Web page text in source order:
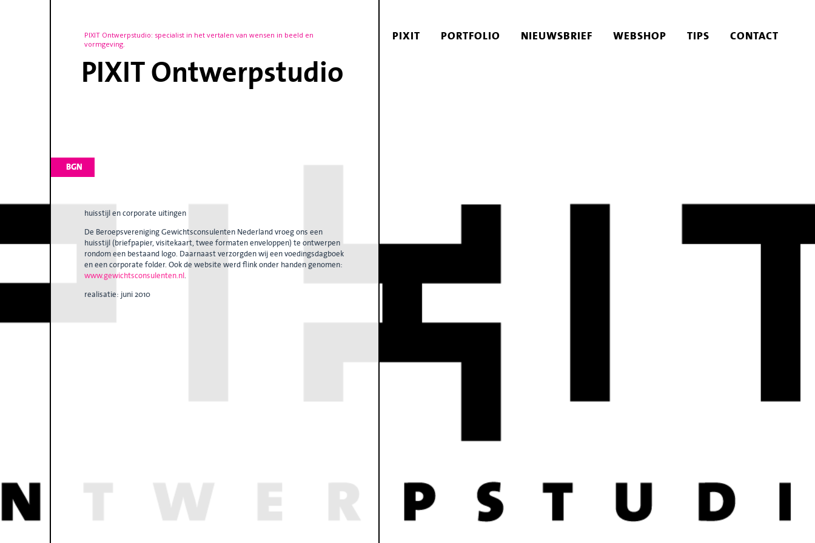
PIXIT PORTFOLIO NIEUWSBRIEF WEBSHOP TIPS CONTACT
PIXIT Ontwerpstudio: specialist in het vertalen van wensen in beeld en
vormgeving.
PIXIT Ontwerpstudio
BGN
huisstijl en corporate uitingen
De Beroepsvereniging Gewichtsconsulenten Nederland vroeg ons een
huisstijl (briefpapier, visitekaart, twee formaten enveloppen) te ontwerpen
rondom een bestaand logo. Daarnaast verzorgden wij een voedingsdagboek
en een corporate folder. Ook de website werd flink onder handen genomen:
www.gewichtsconsulenten.nl.
realisatie: juni 2010